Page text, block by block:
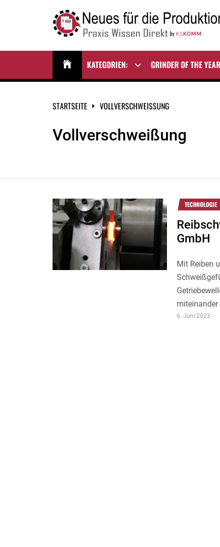
NEUES FÜR DIE
PRODUKTION
KATEGORIEN:
Show
menu
GRINDER OF THE YEAR
STARTSEITE VOLLVERSCHWEISSUNG
Vollverschweißung
TECHNOLOGIE
GmbH
Mit Reiben
6. Juni 2023